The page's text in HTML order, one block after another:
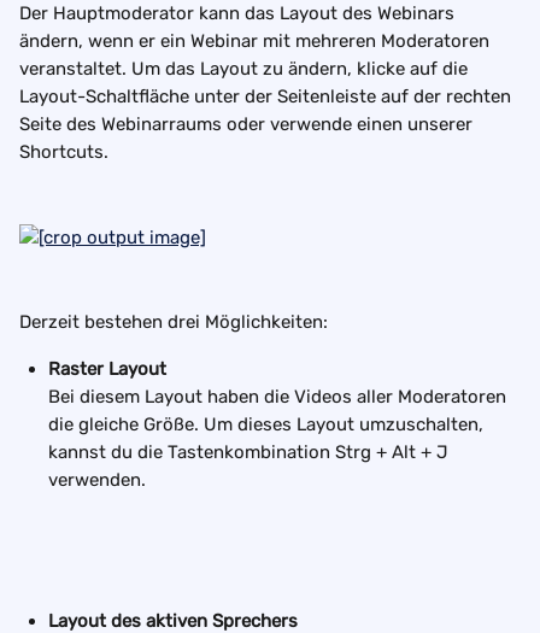
Der Hauptmoderator kann das Layout des Webinars
ändern, wenn er ein Webinar mit mehreren Moderatoren
veranstaltet. Um das Layout zu ändern, klicke auf die
Layout-Schaltfläche unter der Seitenleiste auf der rechten
Seite des Webinarraums oder verwende einen unserer
Shortcuts.
Derzeit bestehen drei Möglichkeiten:
Raster Layout
Bei diesem Layout haben die Videos aller Moderatoren
die gleiche Größe. Um dieses Layout umzuschalten,
kannst du die Tastenkombination Strg + Alt + J
verwenden.
Layout des aktiven Sprechers